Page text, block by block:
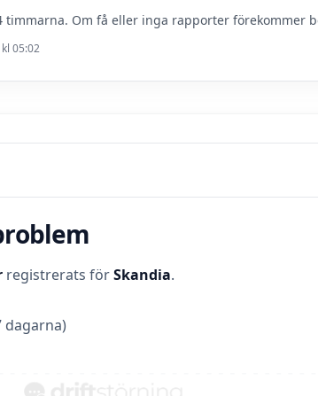
Om få eller inga rapporter förekommer
05:02
registrerats förSkandia.
dagarna)